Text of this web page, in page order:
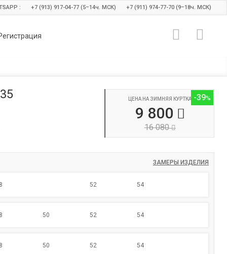
: +7 (913) 917-04-77 (5–14ч. МСК) +7 (911) 974-77-70 (9–18ч. МСК)
-39
ЦЕНА НА ЗИМНЯЯ КУРТКА
9 800
16 080
ЗАМЕРЫ ИЗДЕЛИЯ
52 54
50 52 54
50 52 54